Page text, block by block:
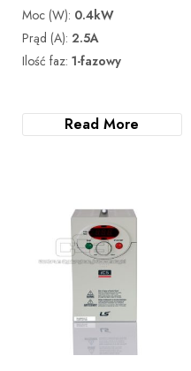
Moc (W): 0.4kW
Prąd (A): 2.5A
Ilość faz: 1-fazowy
Read More